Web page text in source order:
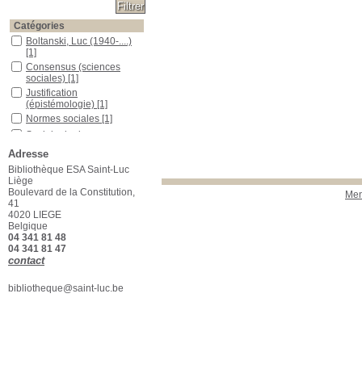
Catégories
Boltanski, Luc (1940-....)
[1]
Consensus (sciences
sociales) [1]
Justification
(épistémologie) [1]
Normes sociales [1]
Sociologie des
Sociologie et philosophie
[1]
Sociologie politique
[1]
Localisation
ESA Saint-Luc
Section
Beaux-Arts - Biblio
Adresse
Bibliothèque ESA Saint-Luc
Liège
Boulevard de la Constitution,
41
4020 LIEGE
Belgique
04 341 81 48
04 341 81 47
contact
bibliotheque@saint-luc.be